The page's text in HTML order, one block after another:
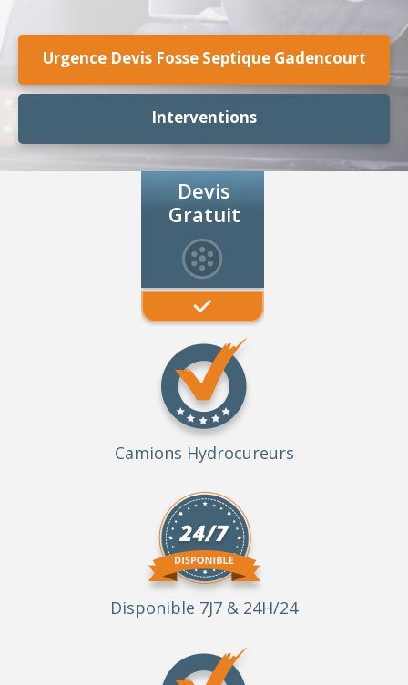
Urgence Devis Fosse Septique Gadencourt
Interventions
Devis
Gratuit
Camions Hydrocureurs
Disponible 7J7 & 24H/24